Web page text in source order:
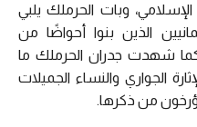
وبات الحرملك يلبي
الذين بنوا أحواضًا من
كما شهدت جدران الحرملك ما
الجواري والنساء الجميلات
من ذكرها.